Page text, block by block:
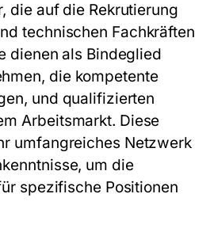
die auf die Rekrutierung
technischen Fachkräften
dienen als Bindeglied
die kompetente
und qualifizierten
Arbeitsmarkt. Diese
umfangreiches Netzwerk
um die
spezifische Positionen